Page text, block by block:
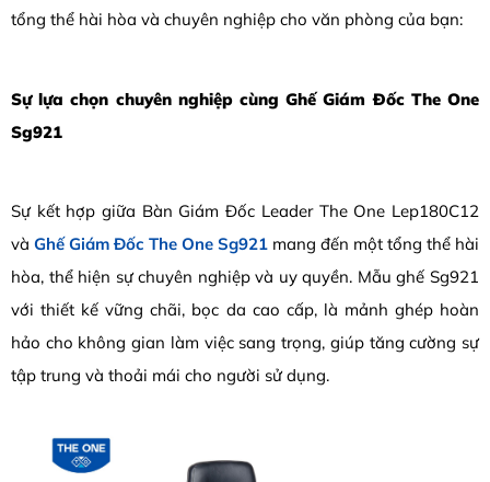
tổng thể hài hòa và chuyên nghiệp cho văn phòng của bạn:
Sự lựa chọn chuyên nghiệp cùng Ghế Giám Đốc The One
Sg921
Sự kết hợp giữa Bàn Giám Đốc Leader The One Lep180C12
và Ghế Giám Đốc The One Sg921 mang đến một tổng thể hài
hòa, thể hiện sự chuyên nghiệp và uy quyền. Mẫu ghế Sg921
với thiết kế vững chãi, bọc da cao cấp, là mảnh ghép hoàn
hảo cho không gian làm việc sang trọng, giúp tăng cường sự
tập trung và thoải mái cho người sử dụng.